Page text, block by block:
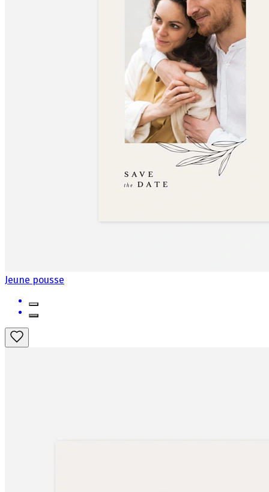
Jeune pousse